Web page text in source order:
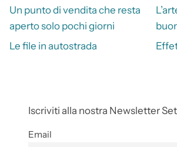
Un punto di vendita che resta
aperto solo pochi giorni
Le file in autostrada
Iscriviti alla nostra Newsletter
Email